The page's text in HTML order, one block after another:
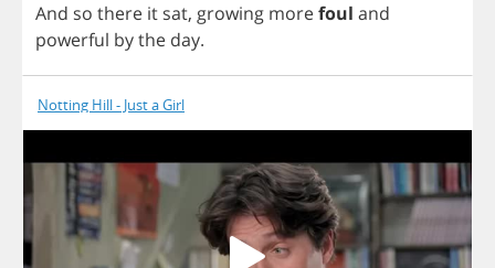
And so there it sat, growing morefoul and
powerful bythe day.
Notting Hill - Just a Girl